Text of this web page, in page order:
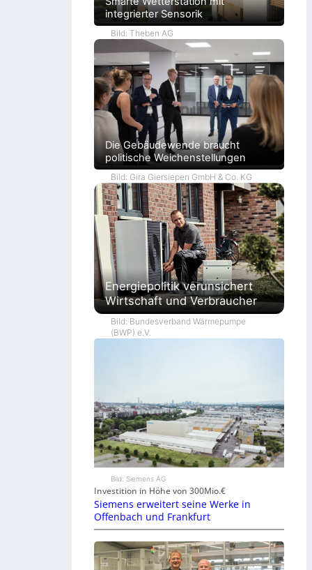
integrierter Sensorik
Bild: Theben AG
Die Gebäudewende braucht
politische Weichenstellungen
Bild: Gira Giersiepen GmbH & Co. KG
Energiepolitik verunsichert
Wirtschaft und Verbraucher
Bild: Bundesverband Wärmepumpe
(BWP) e.V.
Bild: Siemens AG
Investition in Höhe von 300Mio.€
Siemens erweitert seine Werke in
Offenbach und Frankfurt